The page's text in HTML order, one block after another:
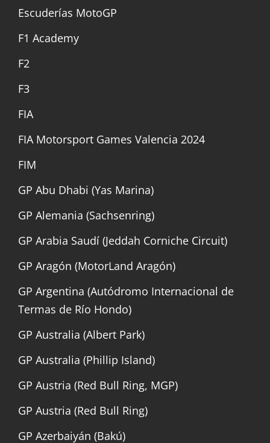
Escuderías MotoGP
F1 Academy
F2
F3
FIA
FIA Motorsport Games Valencia 2024
FIM
GP Abu Dhabi (Yas Marina)
GP Alemania (Sachsenring)
GP Arabia Saudí (Jeddah Corniche Circuit)
GP Aragón (MotorLand Aragón)
GP Argentina (Autódromo Internacional de
Termas de Río Hondo)
GP Australia (Albert Park)
GP Australia (Phillip Island)
GP Austria (Red Bull Ring, MGP)
GP Austria (Red Bull Ring)
GP Azerbaiyán (Bakú)